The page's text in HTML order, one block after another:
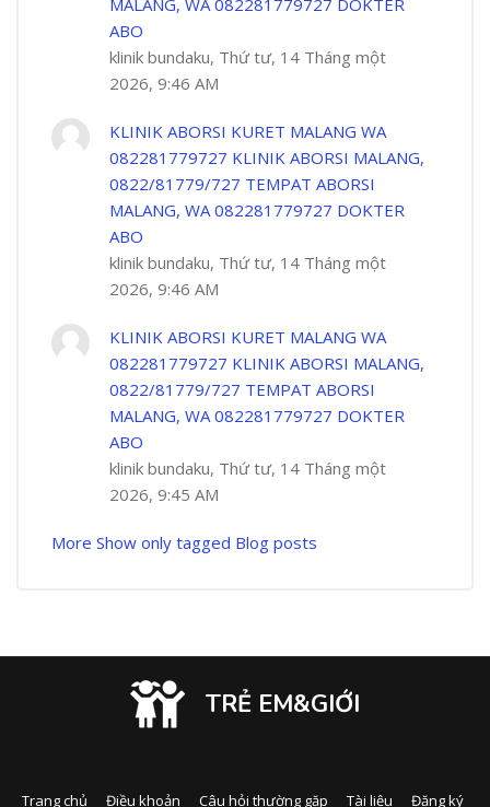
MALANG, WA 082281779727 DOKTER
ABO
klinik bundaku, Thứ tư, 14 Tháng một
2026, 9:46 AM
KLINIK ABORSI KURET MALANG WA
082281779727 KLINIK ABORSI MALANG,
0822/81779/727 TEMPAT ABORSI
MALANG, WA 082281779727 DOKTER
ABO
klinik bundaku, Thứ tư, 14 Tháng một
2026, 9:46 AM
KLINIK ABORSI KURET MALANG WA
082281779727 KLINIK ABORSI MALANG,
0822/81779/727 TEMPAT ABORSI
MALANG, WA 082281779727 DOKTER
ABO
klinik bundaku, Thứ tư, 14 Tháng một
2026, 9:45 AM
More Show only tagged Blog posts
TRẺ EM&GIỚI
Trang chủ Điều khoản Câu hỏi thường gặp Tài liệu Đăng ký